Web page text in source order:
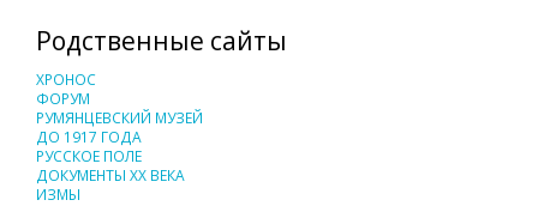
Родственные сайты
ХРОНОС
ФОРУМ
РУМЯНЦЕВСКИЙ МУЗЕЙ
ДО 1917 ГОДА
РУССКОЕ ПОЛЕ
ДОКУМЕНТЫ XX ВЕКА
ИЗМЫ